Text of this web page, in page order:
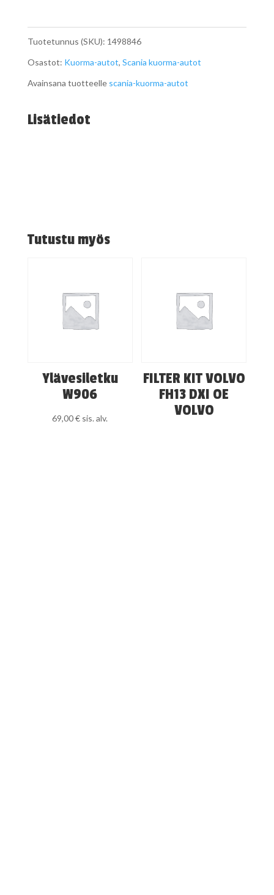
Tuotetunnus (SKU): 1498846
Osastot: Kuorma-autot, Scania kuorma-autot
Avainsana tuotteelle scania-kuorma-autot
Lisätiedot
Tutustu myös
Ylävesiletku
W906
69,00€ sis. alv.
FILTER KIT VOLVO
FH13 DXI OE
VOLVO